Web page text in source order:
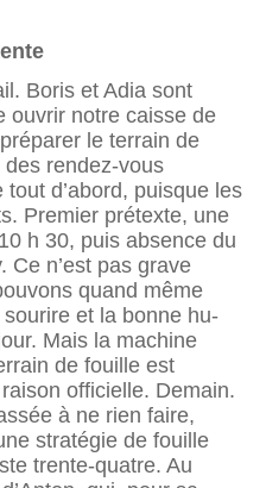
Boris et Adia sont
ouvrir notre caisse de
le terrain de
rendez-vous
d’abord, puisque les
Premier prétexte, une
h 30, puis absence du
Ce n’est pas grave
quand même
et la bonne hu­
Mais la machine
de fouille est
officielle. Demain.
à ne rien faire,
stratégie de fouille
trente-quatre. Au